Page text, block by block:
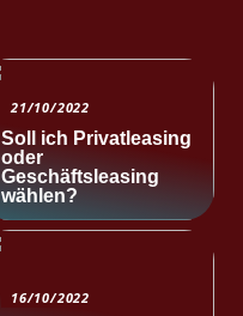
21/10/2022
Soll ich Privatleasing
oder
Geschäftsleasing
wählen?
16/10/2022